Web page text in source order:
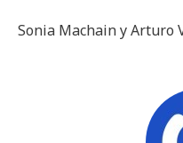
Sonia Machain y Arturo